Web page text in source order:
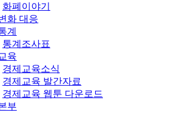
화폐이야기
화 대응
계
통계조사표
육
경제교육소식
경제교육 발간자료
경제교육 웹툰 다운로드
부